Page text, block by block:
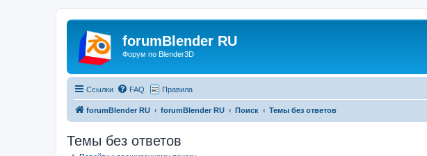
forumBlender RU
Форум по Blender3D
Ссылки FAQ Правила
forumBlender RU forumBlender RU Поиск Темы без ответов
Темы без ответов